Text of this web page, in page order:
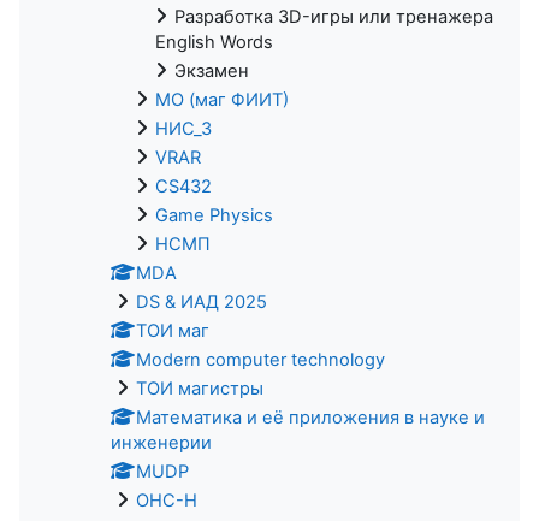
Разработка 3D-игры или тренажера
English Words
Экзамен
МО (маг ФИИТ)
НИС_3
VRAR
CS432
Game Physics
НСМП
MDA
DS & ИАД 2025
ТОИ маг
Modern computer technology
ТОИ магистры
Математика и её приложения в науке и
инженерии
MUDP
ОНС-Н